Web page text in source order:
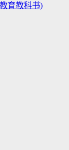
育教科书)